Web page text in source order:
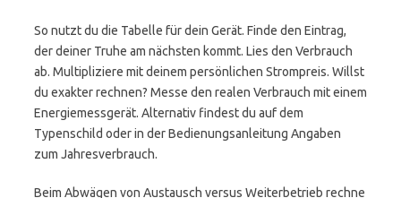
So nutzt du die Tabelle für dein Gerät. Finde den Eintrag,
der deiner Truhe am nächsten kommt. Lies den Verbrauch
ab. Multipliziere mit deinem persönlichen Strompreis. Willst
du exakter rechnen? Messe den realen Verbrauch mit einem
Energiemessgerät. Alternativ findest du auf dem
Typenschild oder in der Bedienungsanleitung Angaben
zum Jahresverbrauch.
Beim Abwägen von Austausch versus Weiterbetrieb rechne